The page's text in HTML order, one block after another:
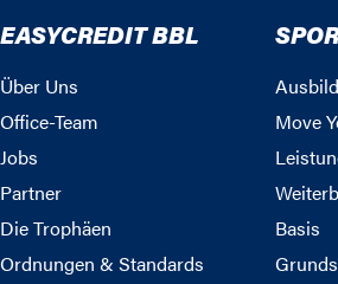
EASYCREDIT BBL
Über Uns
Office-Team
Jobs
Partner
Die Trophäen
Ordnungen & Standards
Move
Basis